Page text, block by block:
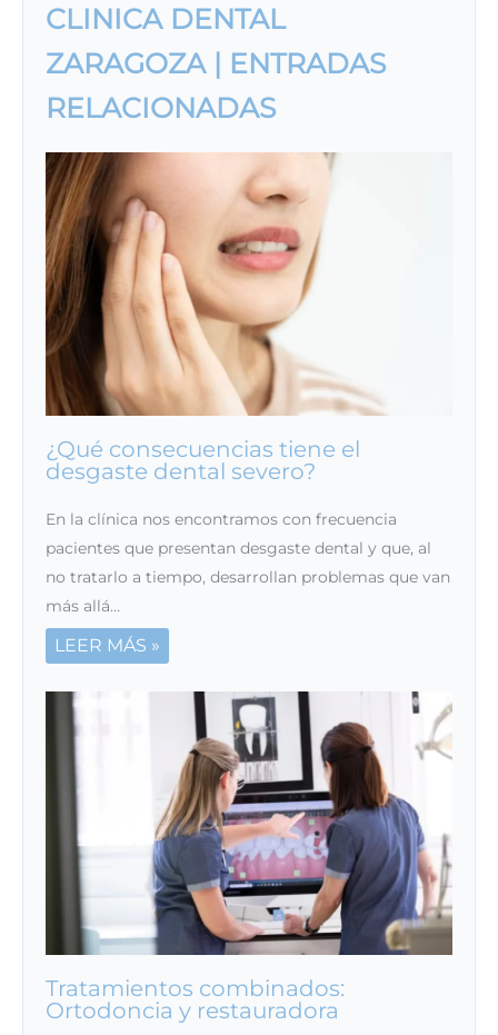
CLINICA DENTAL
ZARAGOZA | ENTRADAS
RELACIONADAS
¿Qué consecuencias tiene el
desgaste dental severo?
En la clínica nos encontramos con frecuencia
pacientes que presentan desgaste dental y que, al
no tratarlo a tiempo, desarrollan problemas que van
más allá…
LEER MÁS »
Tratamientos combinados:
Ortodoncia y restauradora